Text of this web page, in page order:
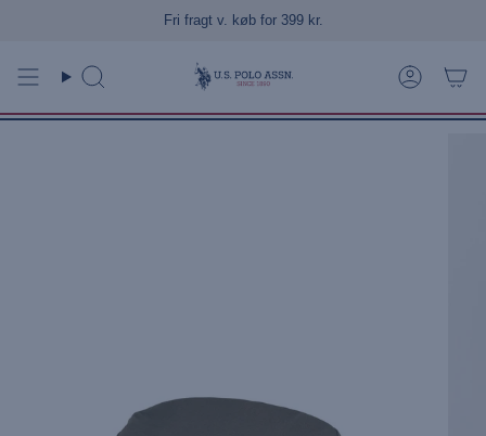
Fri fragt v. køb for 399 kr.
Søg Konto